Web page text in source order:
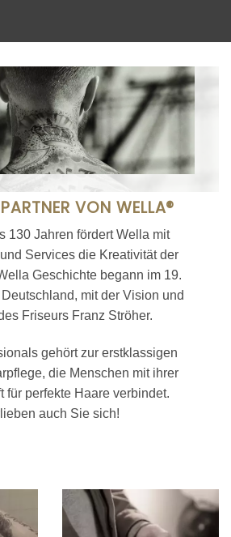
VON WELLA®
130 Jahren fördert Wella mit
Services die Kreativität der
Geschichte begann im 19.
mit der Vision und
Friseurs Franz Ströher.
gehört zur erstklassigen
die Menschen mit ihrer
für perfekte Haare verbindet.
auch Sie sich!